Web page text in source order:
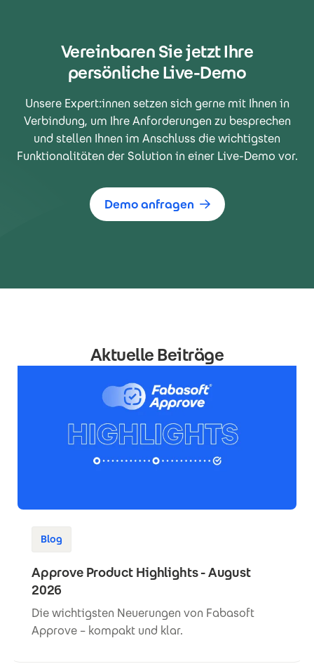
Vereinbaren Sie jetzt Ihre
persönliche Live-Demo
Unsere Expert:innen setzen sich gerne mit Ihnen in
Verbindung, um Ihre Anforderungen zu besprechen
und stellen Ihnen im Anschluss die wichtigsten
Funktionalitäten der Solution in einer Live-Demo vor.
Demo anfragen
Aktuelle Beiträge
Blog
Approve Product Highlights - August
2026
Die wichtigsten Neuerungen von Fabasoft
Approve – kompakt und klar.